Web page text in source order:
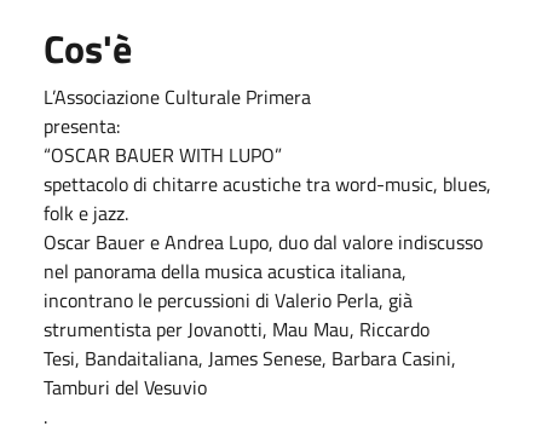
Cos'è
L’Associazione Culturale Primera
presenta:
“OSCAR BAUER WITH LUPO”
spettacolo di chitarre acustiche tra word-music, blues,
folk e jazz.
Oscar Bauer e Andrea Lupo, duo dal valore indiscusso
nel panorama della musica acustica italiana,
incontrano le percussioni di Valerio Perla, già
strumentista per Jovanotti, Mau Mau, Riccardo
Tesi, Bandaitaliana, James Senese, Barbara Casini,
Tamburi del Vesuvio
.